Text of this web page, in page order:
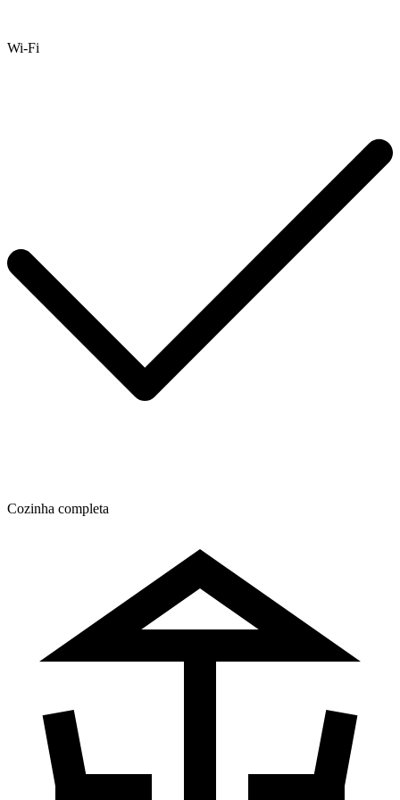
Wi-Fi
Cozinha completa